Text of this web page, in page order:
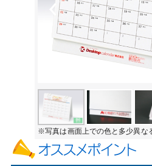
Previous
※写真は画面上での色と多少異な